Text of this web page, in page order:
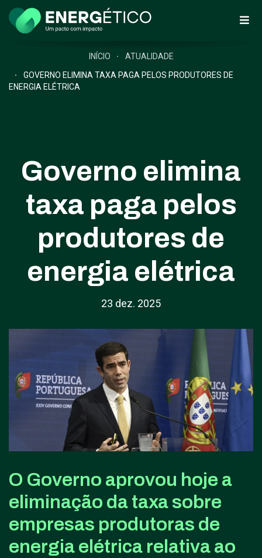
INÍCIO
ATUALIDADE
GOVERNO ELIMINA TAXA PAGA PELOS PRODUTORES DE
ENERGIA ELÉTRICA
Governo elimina
taxa paga pelos
produtores de
energia elétrica
23 dez. 2025
O Governo aprovou hoje a
eliminação da taxa sobre
empresas produtoras de
energia elétrica relativa ao